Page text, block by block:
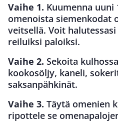
Vaihe 1. Kuumenna uuni
omenoista siemenkodat
veitsellä. Voit
reiluiksi paloiksi.
Vaihe 2. Sekoita
kookosöljy, kaneli,
saksanpähkinät.
Vaihe 3. Täytä omenien
ripottele se